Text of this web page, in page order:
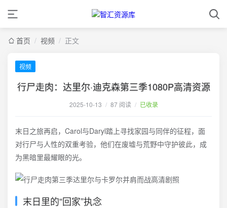
首页 / 视频 / 正文
视频
行尸走肉：达里尔·迪克森第三季1080P高清资源
2025-10-13 / 87 阅读 / 已收录
末日之旅再启，Carol与Daryl踏上寻找家园与同伴的征程，面
对行尸与人性的双重考验，他们在废墟与荒野中守护彼此，成
为黑暗里最耀眼的光。
末日里的“回家”执念